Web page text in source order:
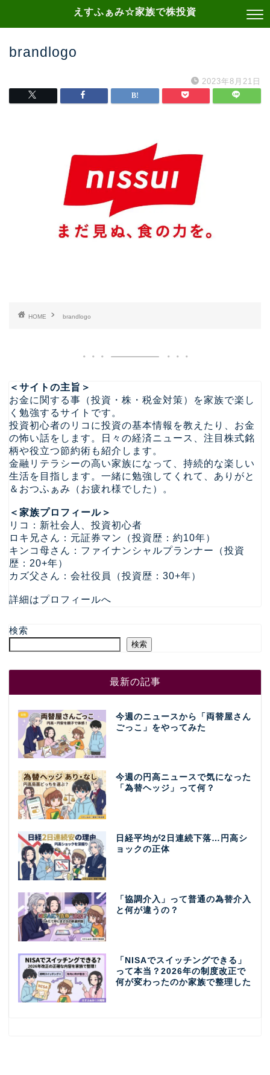
えすふぁみ☆家族で株投資
brandlogo
2023年8月21日
HOME brandlogo
＜サイトの主旨＞
お金に関する事（投資・株・税金対策）を家族で楽し
く勉強するサイトです。
投資初心者のリコに投資の基本情報を教えたり、お金
の怖い話をします。日々の経済ニュース、注目株式銘
柄や役立つ節約術も紹介します。
金融リテラシーの高い家族になって、持続的な楽しい
生活を目指します。一緒に勉強してくれて、ありがと
＆おつふぁみ（お疲れ様でした）。
＜家族プロフィール＞
リコ：新社会人、投資初心者
ロキ兄さん：元証券マン（投資歴：約10年）
キンコ母さん：ファイナンシャルプランナー（投資
歴：20+年）
カズ父さん：会社役員（投資歴：30+年）
詳細はプロフィールへ
検索
検索
最新の記事
今週のニュースから「両替屋さん
ごっこ」をやってみた
今週の円高ニュースで気になった
「為替ヘッジ」って何？
日経平均が2日連続下落…円高シ
ョックの正体
「協調介入」って普通の為替介入
と何が違うの？
「NISAでスイッチングできる」
って本当？2026年の制度改正で
何が変わったのか家族で整理した